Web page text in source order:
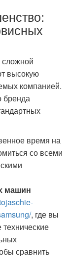
высокую
компанией.
бренда
время на
со всеми
машин
, где вы
сравнить